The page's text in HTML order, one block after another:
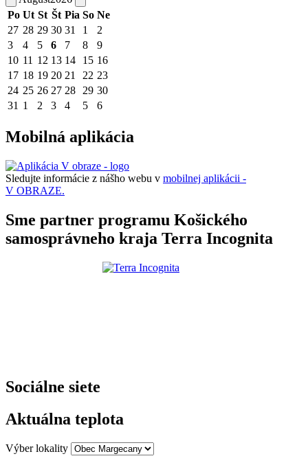
Po Ut St Št Pia So Ne
27 28 29 30 31 1
2
3
4 5 6 7 8
9
10 11 12 13 14 15 16
17 18 19 20 21 22 23
24 25 26 27 28 29 30
31 1 2 3 4 5 6
Mobilná aplikácia
Sledujte informácie z nášho webu v mobilnej aplikácii -
V OBRAZE.
Sme partner programu Košického
samosprávneho kraja Terra Incognita
Sociálne siete
Aktuálna teplota
Výber lokality